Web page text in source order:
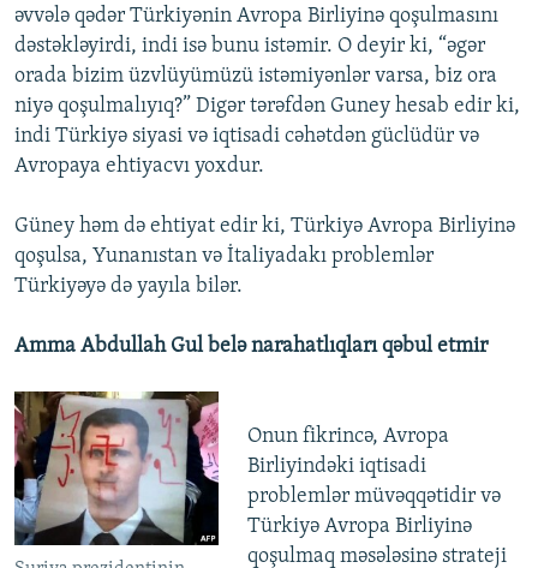
əvvələ qədər Türkiyənin Avropa Birliyinə qoşulmasını
dəstəkləyirdi, indi isə bunu istəmir. O deyir ki, “əgər
orada bizim üzvlüyümüzü istəmiyənlər varsa, biz ora
niyə qoşulmalıyıq?” Digər tərəfdən Guney hesab edir ki,
indi Türkiyə siyasi və iqtisadi cəhətdən güclüdür və
Avropaya ehtiyacvı yoxdur.
Güney həm də ehtiyat edir ki, Türkiyə Avropa Birliyinə
qoşulsa, Yunanıstan və İtaliyadakı problemlər
Türkiyəyə də yayıla bilər.
Amma Abdullah Gul belə narahatlıqları qəbul etmir
Onun fikrincə, Avropa
Birliyindəki iqtisadi
problemlər müvəqqətidir və
Türkiyə Avropa Birliyinə
qoşulmaq məsələsinə strateji